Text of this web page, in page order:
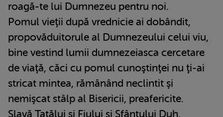
roagă-te lui Dumnezeu pentru noi.
Pomul vieţii după vrednicie ai dobândit,
propovăduitorule al Dumnezeului celui viu,
bine vestind lumii dumnezeiasca cercetare
de viaţă, căci cu pomul cunoştinţei nu ţi-ai
stricat mintea, rămânând neclintit şi
nemişcat stâlp al Bisericii, preafericite.
Slavă Tatălui şi Fiului şi Sfântului Duh.